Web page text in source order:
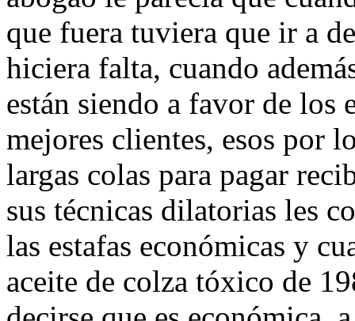
que fuera tuviera que ir a
hiciera falta, cuando
están siendo a favor de los
mejores clientes, esos por
largas colas para pagar
sus técnicas dilatorias les
las estafas económicas y
aceite de colza tóxico de